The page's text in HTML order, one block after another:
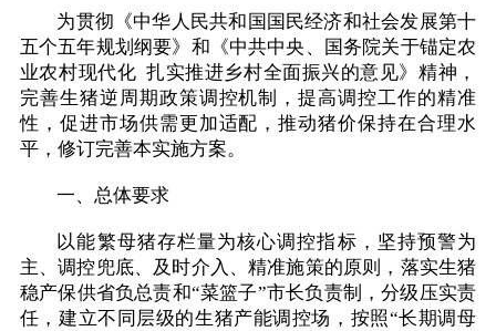
为贯彻《中华人民共和国国民经济和社会发展第十
五个五年规划纲要》和《中共中央、国务院关于锚定农
业农村现代化 扎实推进乡村全面振兴的意见》精神，
完善生猪逆周期政策调控机制，提高调控工作的精准
性，促进市场供需更加适配，推动猪价保持在合理水
平，修订完善本实施方案。
一、总体要求
以能繁母猪存栏量为核心调控指标，坚持预警为
主、调控兜底、及时介入、精准施策的原则，落实生猪
稳产保供省负总责和“菜篮子”市长负责制，分级压实责
任，建立不同层级的生猪产能调控场，按照“长期调母